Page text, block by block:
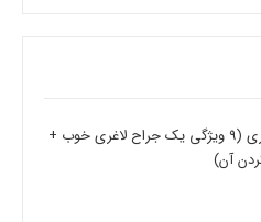
بهترین جراح لاغری (9 ویژگی یک جراح لاغری خوب +
آن)